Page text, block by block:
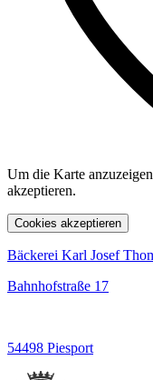
Um die Karte
akzeptieren.
Cookies akzeptieren
Bäckerei Karl Josef
Bahnhofstraße 17
54498 Piesport